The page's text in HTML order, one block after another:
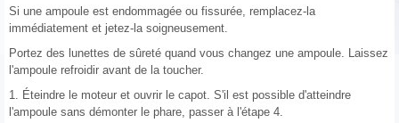
Si une ampoule est endommagée ou fissurée, remplacez-la
immédiatement et jetez-la soigneusement.
Portez des lunettes de sûreté quand vous changez une ampoule. Laissez
l'ampoule refroidir avant de la toucher.
1. Éteindre le moteur et ouvrir le capot. S'il est possible d'atteindre
l'ampoule sans démonter le phare, passer à l'étape 4.